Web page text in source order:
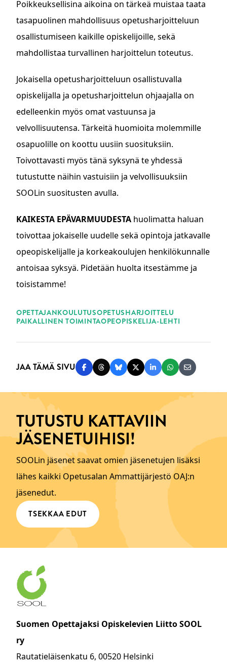
Poikkeuksellisina aikoina on tärkeä muistaa taata
tasapuolinen mahdollisuus opetusharjoitteluun
osallistumiseen kaikille opiskelijoille, sekä
mahdollistaa turvallinen harjoittelun toteutus.
Jokaisella opetusharjoitteluun osallistuvalla
opiskelijalla ja opetusharjoittelun ohjaajalla on
edelleenkin myös omat vastuunsa ja
velvollisuutensa. Tärkeitä huomioita molemmille
osapuolille on koottu uusiin suosituksiin.
Toivottavasti myös tänä syksynä te yhdessä
tutustutte näihin vastuisiin ja velvollisuuksiin
SOOLin suositusten avulla.
KAIKESTA EPÄVARMUUDESTA huolimatta haluan
toivottaa jokaiselle uudelle sekä opintoja jatkavalle
opeopiskelijalle ja korkeakoulujen henkilökunnalle
antoisaa syksyä. Pidetään huolta itsestämme ja
toisistamme!
OPETTAJANKOULUTUSOPETUSHARJOITTELU
PAIKALLINEN TOIMINTAOPEOPISKELIJA-LEHTI
JAA TÄMÄ SIVU Jaa Facebookissa
Jaa Threadsissa
Jaa Blueskyssä
Jaa Twitterissä
Jaa LinkedInissä
Jaa Jaa
TUTUSTU KATTAVIIN
JÄSENETUIHISI!
SOOLin jäsenet saavat omien jäsenetujen lisäksi
lähes kaikki Opetusalan Ammattijärjestö OAJ:n
jäsenedut.
TSEKKAA EDUT
Suomen Opettajaksi Opiskelevien Liitto SOOL
ry
Rautatieläisenkatu 6, 00520 Helsinki